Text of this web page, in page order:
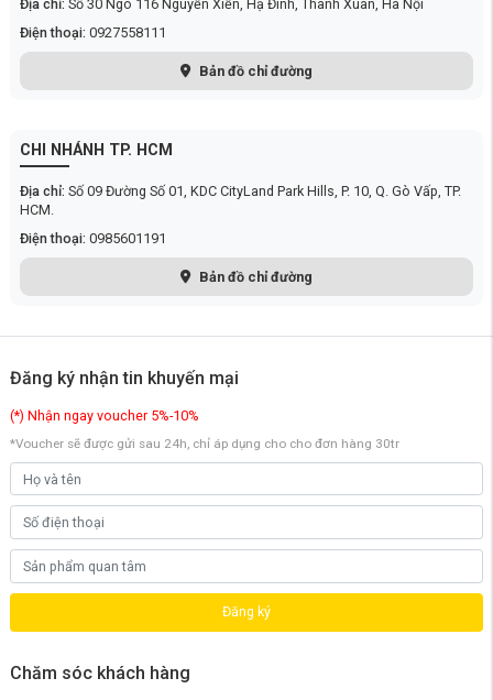
biệt hữu ích trong các gia đình đông người hoặc những thời điểm cần
sử dụng nước liên tục.
Công nghệ Zero Stable Water 3.0 tiên tiến duy
trì độ tươi mới của nước
Phiên bản máy lọc nước RO Xiaomi Mijia S1 1600G
nâng cấp với công nghệ lọc tuần hoàn kép nước tinh khiết/nước thải
Zero Stable Water 3.0 tiên tiến. Hệ thống này giúp hạn chế tình trạng
Địa chỉ: Số 30 Ngõ 116 Nguyễn Xiễn, Hạ Đình, Thanh Xuân, Hà Nội
Điện thoại: 0927558111
Bản đồ chỉ đường
CHI NHÁNH TP. HCM
Địa chỉ: Số 09 Đường Số 01, KDC CityLand Park Hills, P. 10, Q. Gò Vấp, TP.
HCM.
Điện thoại: 0985601191
Bản đồ chỉ đường
Đăng ký nhận tin khuyến mại
(*) Nhận ngay voucher 5%-10%
*Voucher sẽ được gửi sau 24h, chỉ áp dụng cho cho đơn hàng 30tr
Đăng ký
Chăm sóc khách hàng